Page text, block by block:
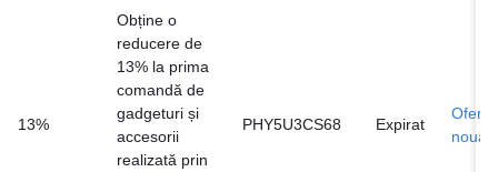
13%
Obține o
reducere de
13% la prima
comandă de
gadgeturi și
accesorii
realizată prin
PHY5U3CS68 Expirat
Ofertă
nouă